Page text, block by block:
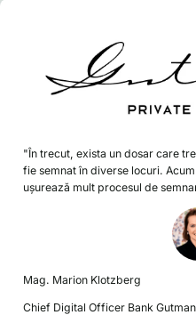
"În trecut, exista un dosar care
fie semnat în diverse locuri.
ușurează mult procesul de
Mag. Marion Klotzberg
Chief Digital Officer Bank